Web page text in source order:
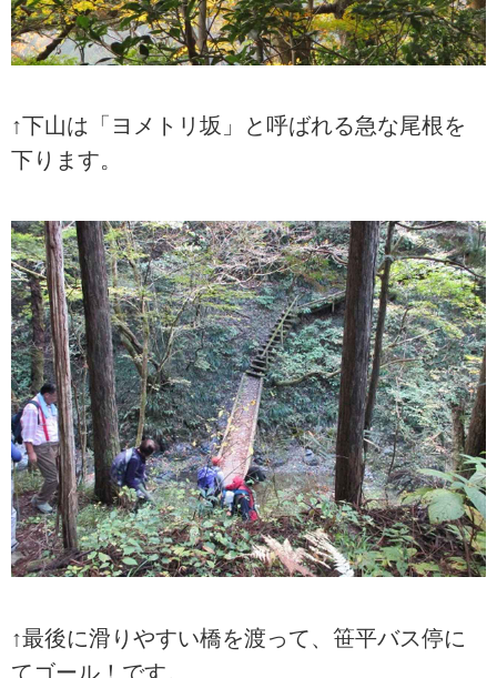
↑下山は「ヨメトリ坂」と呼ばれる急な尾根を
下ります。
↑最後に滑りやすい橋を渡って、笹平バス停に
てゴール！です。